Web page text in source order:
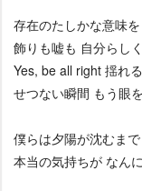
存在のたしかな意味
飾りも嘘も 自分らし
Yes, be all right 揺れ
せつない瞬間 もう眼
僕らは夕陽が沈むま
本当の気持ちが なん